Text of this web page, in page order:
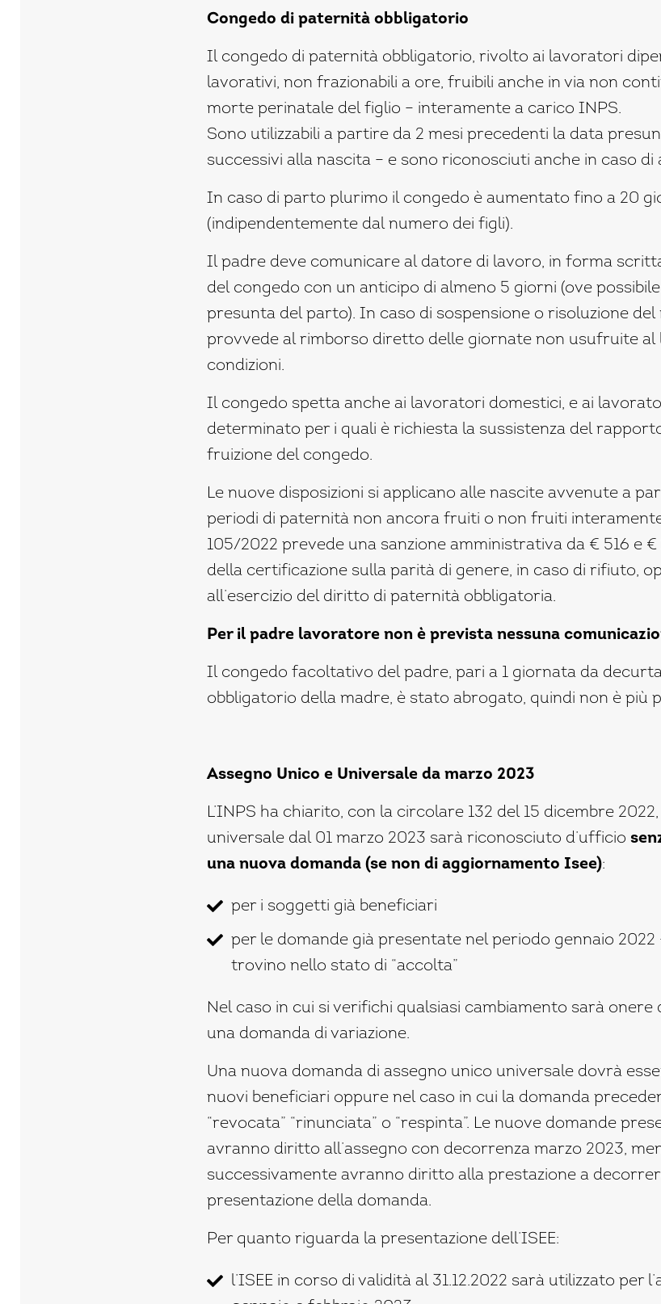
Congedo di paternità obbligatorio
Il congedo di paternità obbligatorio, rivolto ai lavoratori
lavorativi, non frazionabili a ore, fruibili anche in via non
morte perinatale del figlio – interamente a carico INPS.
Sono utilizzabili a partire da 2 mesi precedenti la data
successivi alla nascita – e sono riconosciuti anche in caso
In caso di parto plurimo il congedo è aumentato fino a 20
(indipendentemente dal numero dei figli).
Il padre deve comunicare al datore di lavoro, in forma
del congedo con un anticipo di almeno 5 giorni (ove
presunta del parto). In caso di sospensione o risoluzione
provvede al rimborso diretto delle giornate non usufruite
condizioni.
Il congedo spetta anche ai lavoratori domestici, e ai
determinato per i quali è richiesta la sussistenza del
fruizione del congedo.
Le nuove disposizioni si applicano alle nascite avvenute a
periodi di paternità non ancora fruiti o non fruiti interamente.
105/2022 prevede una sanzione amministrativa da € 516 e
della certificazione sulla parità di genere, in caso di rifiuto,
all’esercizio del diritto di paternità obbligatoria.
Per il padre lavoratore non è prevista nessuna
Il congedo facoltativo del padre, pari a 1 giornata da
obbligatorio della madre, è stato abrogato, quindi non è più
Assegno Unico e Universale da marzo 2023
L’INPS ha chiarito, con la circolare 132 del 15 dicembre
universale dal 01 marzo 2023 sarà riconosciuto d’ufficio
una nuova domanda (se non di aggiornamento Isee):
per i soggetti già beneficiari
per le domande già presentate nel periodo gennaio 2022
trovino nello stato di “accolta”
Nel caso in cui si verifichi qualsiasi cambiamento sarà
una domanda di variazione.
Una nuova domanda di assegno unico universale dovrà
nuovi beneficiari oppure nel caso in cui la domanda
“revocata” “rinunciata” o “respinta”. Le nuove domande
avranno diritto all’assegno con decorrenza marzo 2023,
successivamente avranno diritto alla prestazione a
presentazione della domanda.
Per quanto riguarda la presentazione dell’ISEE:
l’ISEE in corso di validità al 31.12.2022 sarà utilizzato per